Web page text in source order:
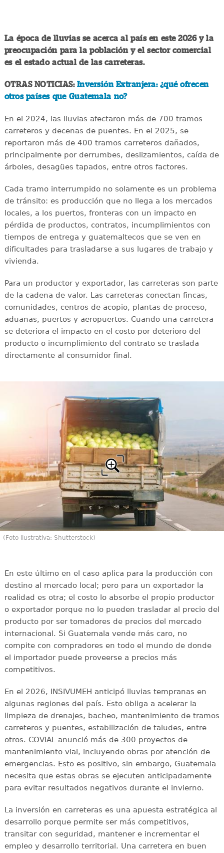
La época de lluvias se acerca al país en este 2026 y la
preocupación para la población y el sector comercial
es el estado actual de las carreteras.
OTRAS NOTICIAS: Inversión Extranjera: ¿qué ofrecen
otros países que Guatemala no?
En el 2024, las lluvias afectaron más de 700 tramos
carreteros y decenas de puentes. En el 2025, se
reportaron más de 400 tramos carreteros dañados,
principalmente por derrumbes, deslizamientos, caída de
árboles, desagües tapados, entre otros factores.
Cada tramo interrumpido no solamente es un problema
de tránsito: es producción que no llega a los mercados
locales, a los puertos, fronteras con un impacto en
pérdida de productos, contratos, incumplimientos con
tiempos de entrega y guatemaltecos que se ven en
dificultades para trasladarse a sus lugares de trabajo y
vivienda.
Para un productor y exportador, las carreteras son parte
de la cadena de valor. Las carreteras conectan fincas,
comunidades, centros de acopio, plantas de proceso,
aduanas, puertos y aeropuertos. Cuando una carretera
se deteriora el impacto en el costo por deterioro del
producto o incumplimiento del contrato se traslada
directamente al consumidor final.
(Foto ilustrativa: Shutterstock)
En este último en el caso aplica para la producción con
destino al mercado local; pero para un exportador la
realidad es otra; el costo lo absorbe el propio productor
o exportador porque no lo pueden trasladar al precio del
producto por ser tomadores de precios del mercado
internacional. Si Guatemala vende más caro, no
compite con compradores en todo el mundo de donde
el importador puede proveerse a precios más
competitivos.
En el 2026, INSIVUMEH anticipó lluvias tempranas en
algunas regiones del país. Esto obliga a acelerar la
limpieza de drenajes, bacheo, mantenimiento de tramos
carreteros y puentes, estabilización de taludes, entre
otros. COVIAL anunció más de 300 proyectos de
mantenimiento vial, incluyendo obras por atención de
emergencias. Esto es positivo, sin embargo, Guatemala
necesita que estas obras se ejecuten anticipadamente
para evitar resultados negativos durante el invierno.
La inversión en carreteras es una apuesta estratégica al
desarrollo porque permite ser más competitivos,
transitar con seguridad, mantener e incrementar el
empleo y desarrollo territorial. Una carretera en buen